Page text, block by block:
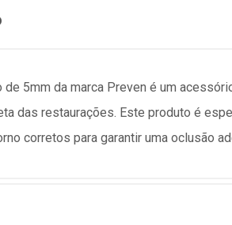
de 5mm da marca Preven é um
das restaurações. Este produto é
corretos para garantir uma oclusão